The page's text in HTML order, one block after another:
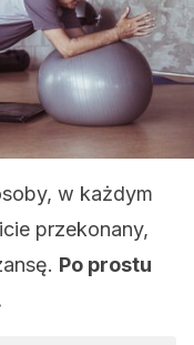
w każdym
przekonany,
Po prostu